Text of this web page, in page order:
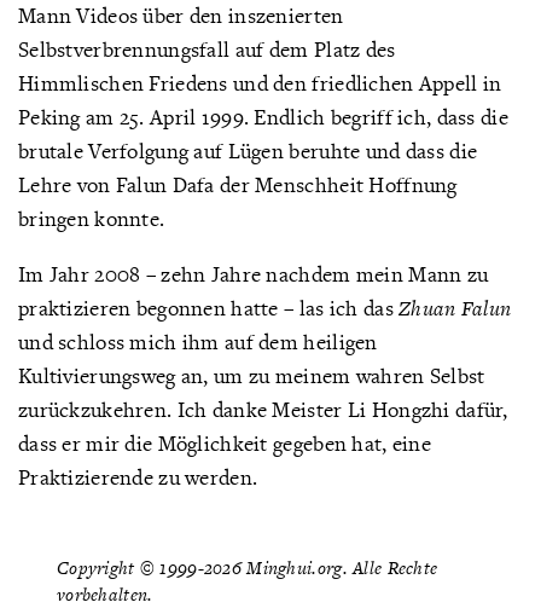
Mann Videos über den inszenierten
Selbstverbrennungsfall auf dem Platz des
Himmlischen Friedens und den friedlichen Appell in
Peking am 25. April 1999. Endlich begriff ich, dass die
brutale Verfolgung auf Lügen beruhte und dass die
Lehre von Falun Dafa der Menschheit Hoffnung
bringen konnte.
Im Jahr 2008 – zehn Jahre nachdem mein Mann zu
praktizieren begonnen hatte – las ich dasZhuan Falun
und schloss mich ihm auf dem heiligen
Kultivierungsweg an, um zu meinem wahren Selbst
zurückzukehren. Ich danke Meister Li Hongzhi dafür,
dass er mir die Möglichkeit gegeben hat, eine
Praktizierende zu werden.
Copyright © 1999-2026 Minghui.org. Alle Rechte
vorbehalten.